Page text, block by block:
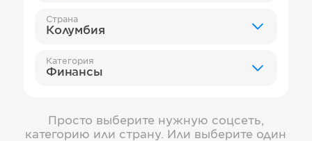
Страна
Колумбия
Категория
Финансы
Просто выберите нужную соцсеть,
категорию или страну. Или выберите один